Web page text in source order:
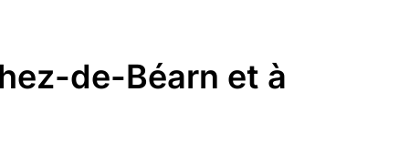
de-Béarn et à